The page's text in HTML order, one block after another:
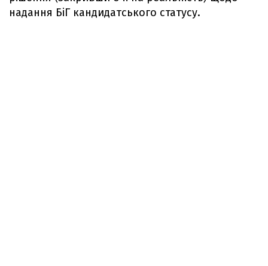
надання БіГ кандидатського статусу.